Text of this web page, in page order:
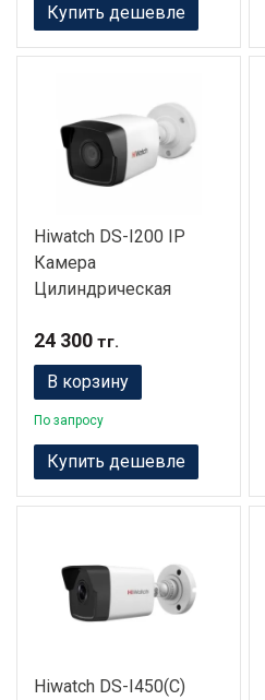
Купить дешевле
Hiwatch DS-I200 IP
Камера
Цилиндрическая
24 300 тг.
В корзину
По запросу
Купить дешевле
Hiwatch DS-I450(C)